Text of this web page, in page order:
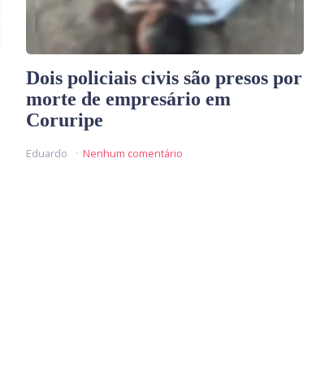
Dois policiais civis são presos por
morte de empresário em
Coruripe
Eduardo Nenhum comentário